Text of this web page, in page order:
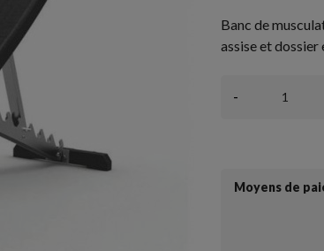
Banc de
assise et dossier
-
Moyens de